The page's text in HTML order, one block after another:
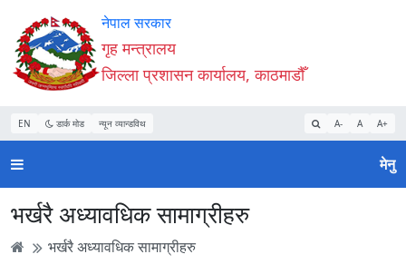
Accessibility
Mode
सुरु
गर्नुहोस्
सामाग्री
पढ्नुहाेस्
नेभिगेसन
पढ्नुहाेस्
वेबसाइट
खोजमा
जानुहोस्
नेपाल सरकार
गृह मन्त्रालय
जिल्ला प्रशासन कार्यालय, काठमाडौँ
EN डार्क मोड न्यून व्यान्डविथ A- A A+
मेनु
भर्खरै अध्यावधिक सामाग्रीहरु
भर्खरै अध्यावधिक सामाग्रीहरु